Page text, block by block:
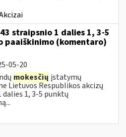
straipsnio 1 dalies 1, 3-5
paaiškinimo (komentaro)
05-20
mokesčių įstatymų
Lietuvos Respublikos akcizų
1, 3-5 punktų